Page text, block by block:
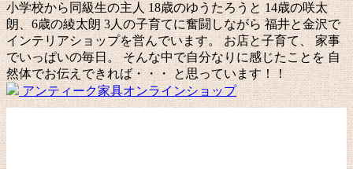
小学校から同級生の主人 18歳のゆうたろうと 14歳の咲太
朗、6歳の綾太朗 3人の子育てに奮闘しながら 福井と金沢で
インテリアショップを営んでいます。 お店と子育て、 家事
でいっぱいの毎日。 そんな中で自分なりに感じたことを 自
然体でお伝えできれば・・・ と思っています！！
アンティーク家具オンラインショップ